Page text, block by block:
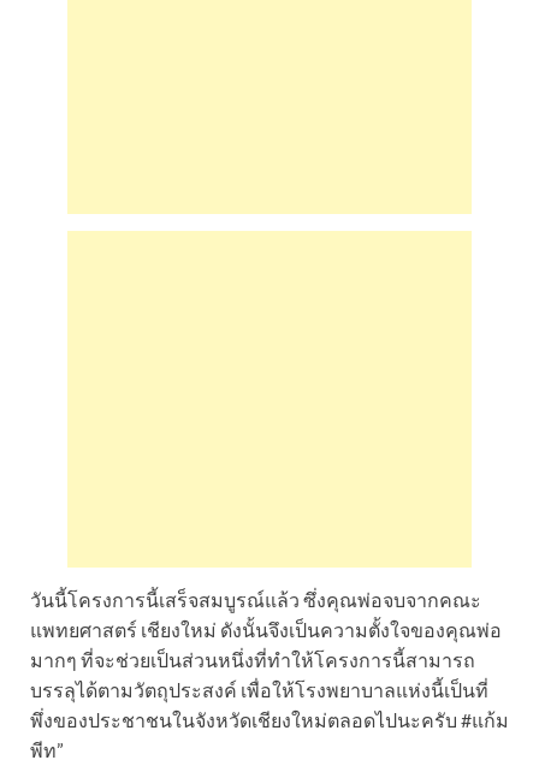
วันนี้โครงการนี้เสร็จสมบูรณ์แล้ว ซึ่งคุณพ่อจบจากคณะ
แพทยศาสตร์ เชียงใหม่ ดังนั้นจึงเป็นความตั้งใจของคุณพ่อ
มากๆ ที่จะช่วยเป็นส่วนหนึ่งที่ทำให้โครงการนี้สามารถ
บรรลุได้ตามวัตถุประสงค์ เพื่อให้โรงพยาบาลแห่งนี้เป็นที่
พึ่งของประชาชนในจังหวัดเชียงใหม่ตลอดไปนะครับ #แก้ม
พีท”